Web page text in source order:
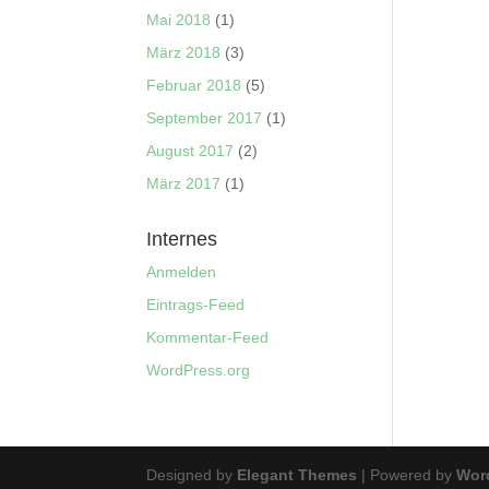
Mai 2018 (1)
März 2018 (3)
Februar 2018 (5)
September 2017 (1)
August 2017 (2)
März 2017 (1)
Internes
Anmelden
Eintrags-Feed
Kommentar-Feed
WordPress.org
Designed by Elegant Themes | Powered by